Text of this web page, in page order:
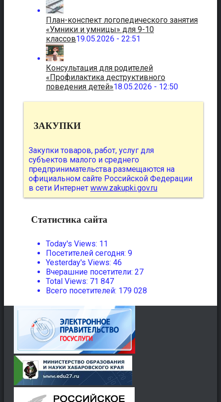
План-конспект логопедического занятия
«Умники и умницы» для 9-10
классов19.05.2026 - 22:51
Консультация для родителей
«Профилактика деструктивного
поведения детей»18.05.2026 - 12:50
ЗАКУПКИ
Закупки товаров, работ, услуг для
субъектов малого и среднего
предпринимательства размещаются на
официальном сайте Российской Федерации
в сети Интернет www.zakupki.gov.ru
Статистика сайта
Today's Views: 11
Посетителей сегодня: 9
Yesterday's Views: 46
Вчерашние посетители: 27
Total Views: 71 847
Всего посетителей: 179 028